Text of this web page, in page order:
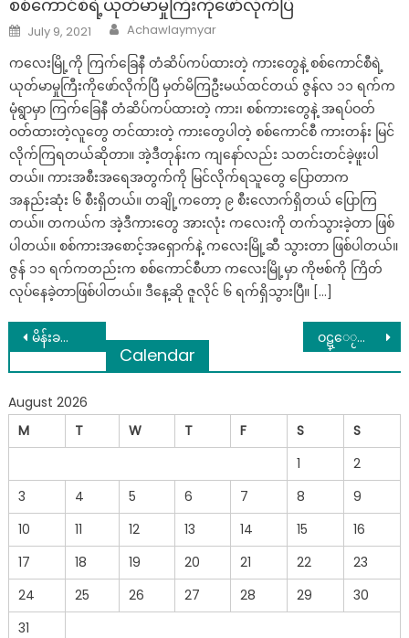
စစ်ကောင်စီရဲ့ယုတ်မာမှုကြီးကိုဖော်လိုက်ပြီ
Posted
on
July 9, 2021 Author
Achawlaymyar
ကလေးမြို့ကို ကြက်ခြေနီ တံဆိပ်ကပ်ထားတဲ့ ကားတွေနဲ့ စစ်ကောင်စီရဲ့
ယုတ်မာမှုကြီးကိုဖော်လိုက်ပြီ မှတ်မိကြဦးမယ်ထင်တယ် ဇွန်လ ၁၁ ရက်က
မုံရွာမှာ ကြက်ခြေနီ တံဆိပ်ကပ်ထားတဲ့ ကား၊ စစ်ကားတွေနဲ့ အရပ်ဝတ်
ဝတ်ထားတဲ့လူတွေ တင်ထားတဲ့ ကားတွေပါတဲ့ စစ်ကောင်စီ ကားတန်း မြင်
လိုက်ကြရတယ်ဆိုတာ။ အဲ့ဒီတုန်းက ကျနော်လည်း သတင်းတင်ခဲ့ဖူးပါ
တယ်။ ကားအစီးအရေအတွက်ကို မြင်လိုက်ရသူတွေ ပြောတာက
အနည်းဆုံး ၆ စီးရှိတယ်။ တချို့ကတော့ ၉ စီးလောက်ရှိတယ် ပြောကြ
တယ်။ တကယ်က အဲ့ဒီကားတွေ အားလုံး ကလေးကို တက်သွားခဲ့တာ ဖြစ်
ပါတယ်။ စစ်ကားအစောင့်အရှောက်နဲ့ ကလေးမြို့ဆီ သွားတာ ဖြစ်ပါတယ်။
ဇွန် ၁၁ ရက်ကတည်းက စစ်ကောင်စီဟာ ကလေးမြို့မှာ ကိုဗစ်ကို ကြိတ်
လုပ်နေခဲ့တာဖြစ်ပါတယ်။ ဒီနေ့ဆို ဇူလိုင် ၆ ရက်ရှိသွားပြီ။ […]
Post
navigation
မိန်းခလေးတွေဖတ်ကြည့်သင့်တဲ့POSTလေးပါ…လူရွေးမှန်တဲ့အခါ တုန်နေအောင်ချစ်ခံရတယ်ဆိုတာသက်သေပါဘဲ… ဝဋ္ေႂကြးရွိခဲ့ရင္ အျမန္ဆုံးေက်ပါရေစလို႔ ဆုေတာင္းလိုက္တဲ့ ဇာတ္မင္းသမီးေလး ေမတင္ေမာင္ဆန္းဝင္း…
Calendar
August 2026
M
T W T F S
S
1
2
3
4 5 6 7 8
9
10
11 12 13 14 15
16
17
18 19 20 21 22
23
24
25 26 27 28 29
30
31